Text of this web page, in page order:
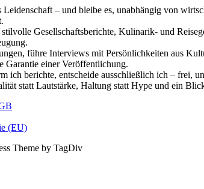
Leidenschaft – und bleibe es, unabhängig von
Gesellschaftsberichte, Kulinarik- und
führe Interviews mit Persönlichkeiten aus
Garantie einer Veröffentlichung.
ich berichte, entscheide ausschließlich ich – frei,
statt Lautstärke, Haltung statt Hype und ein
(EU)
Theme by TagDiv